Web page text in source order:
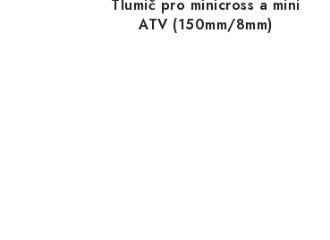
Tlumič pro minicross a mini
ATV (150mm/8mm)